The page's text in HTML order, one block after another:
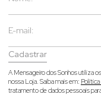
Cadastrar
A Mensageiro dos Sonhos utiliza
nossa Loja. Saiba mais em:
tratamento de dados pessoais